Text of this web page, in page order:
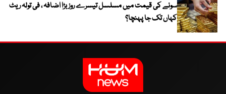
سونے کی قیمت میں مسلسل تیسرے روز بڑا اضافہ ، فی تولہ ریٹ
کہاں تک جا پہنچا؟